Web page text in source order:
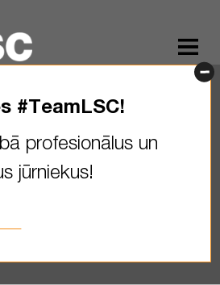
jūrniecības
nav tikai
ar iespēju…
#TeamLSC!
profesionālus un
jūrniekus!